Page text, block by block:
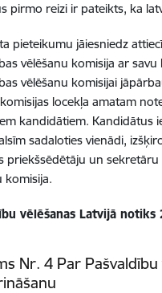
pirmo reizi ir pateikts, ka
pieteikumu jāiesniedz
vēlēšanu komisija ar
vēlēšanu komisijai
locekļa amatam
kandidātiem. Kandidātus
sadaloties vienādi,
priekšsēdētāju un
komisija.
vēlēšanas Latvijā
Nr. 4 Par